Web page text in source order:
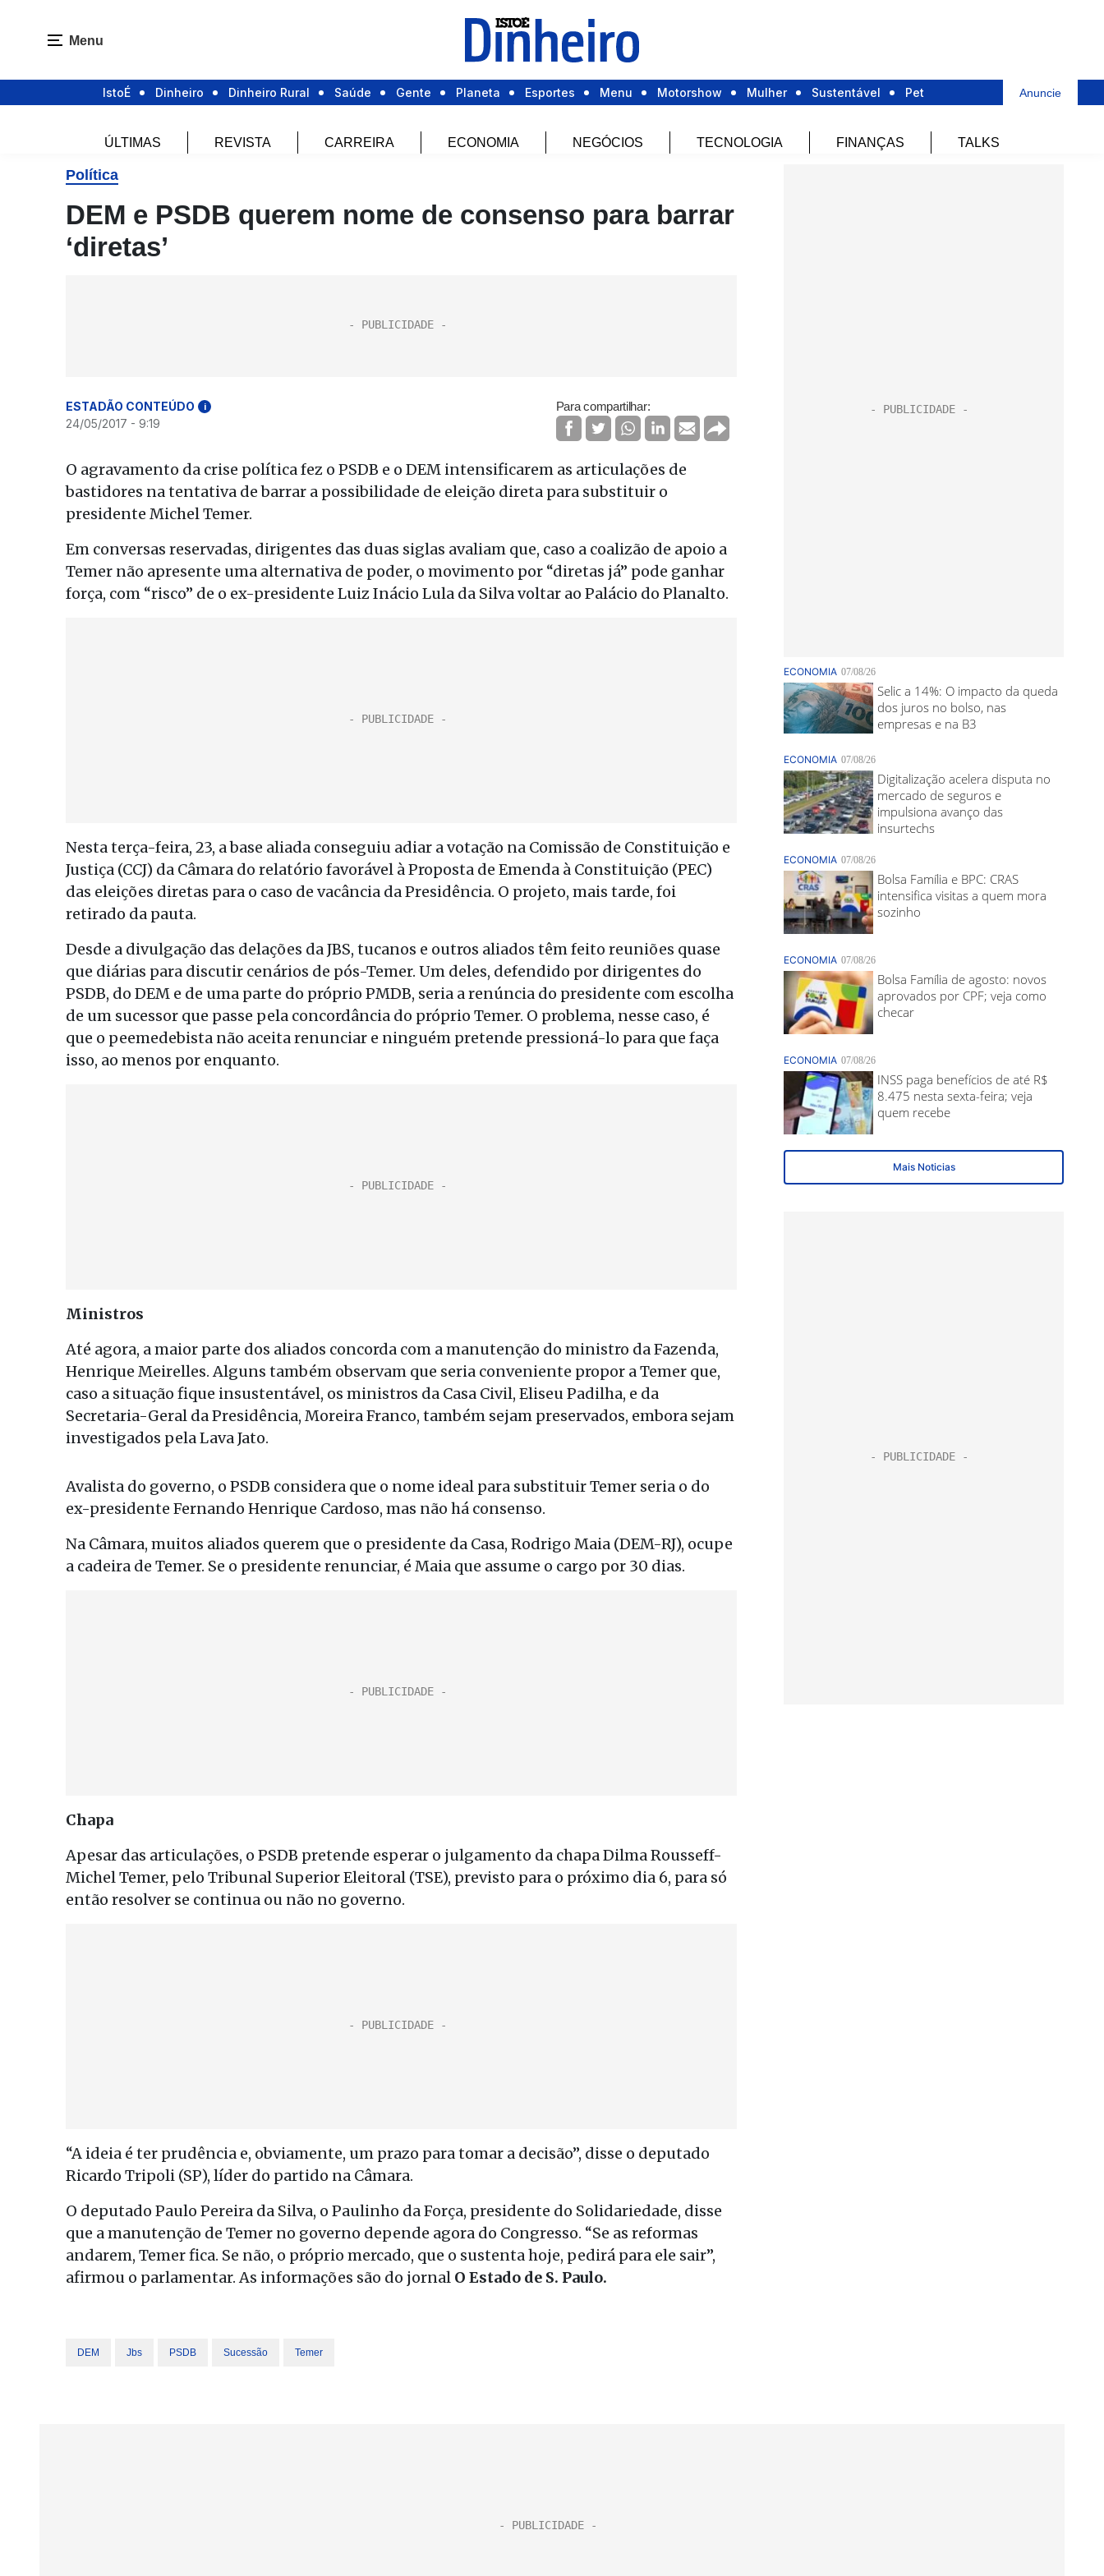
Menu
IstoÉ Dinheiro Dinheiro Rural Saúde Gente Planeta Esportes Menu Motorshow Mulher Sustentável Pet Anuncie
ÚLTIMAS REVISTA CARREIRA ECONOMIA NEGÓCIOS TECNOLOGIA FINANÇAS TALKS
Política
DEM e PSDB querem nome de consenso para barrar
‘diretas’
ESTADÃO CONTEÚDO i
24/05/2017 - 9:19
Para compartilhar:
O agravamento da crise política fez o PSDB e o DEM intensificarem as articulações de
bastidores na tentativa de barrar a possibilidade de eleição direta para substituir o
presidente Michel Temer.
Em conversas reservadas, dirigentes das duas siglas avaliam que, caso a coalizão de apoio a
Temer não apresente uma alternativa de poder, o movimento por “diretas já” pode ganhar
força, com “risco” de o ex-presidente Luiz Inácio Lula da Silva voltar ao Palácio do Planalto.
Nesta terça-feira, 23, a base aliada conseguiu adiar a votação na Comissão de Constituição e
Justiça (CCJ) da Câmara do relatório favorável à Proposta de Emenda à Constituição (PEC)
das eleições diretas para o caso de vacância da Presidência. O projeto, mais tarde, foi
retirado da pauta.
Desde a divulgação das delações da JBS, tucanos e outros aliados têm feito reuniões quase
que diárias para discutir cenários de pós-Temer. Um deles, defendido por dirigentes do
PSDB, do DEM e de uma parte do próprio PMDB, seria a renúncia do presidente com escolha
de um sucessor que passe pela concordância do próprio Temer. O problema, nesse caso, é
que o peemedebista não aceita renunciar e ninguém pretende pressioná-lo para que faça
isso, ao menos por enquanto.
Ministros
Até agora, a maior parte dos aliados concorda com a manutenção do ministro da Fazenda,
Henrique Meirelles. Alguns também observam que seria conveniente propor a Temer que,
caso a situação fique insustentável, os ministros da Casa Civil, Eliseu Padilha, e da
Secretaria-Geral da Presidência, Moreira Franco, também sejam preservados, embora sejam
investigados pela Lava Jato.
Avalista do governo, o PSDB considera que o nome ideal para substituir Temer seria o do
ex-presidente Fernando Henrique Cardoso, mas não há consenso.
Na Câmara, muitos aliados querem que o presidente da Casa, Rodrigo Maia (DEM-RJ), ocupe
a cadeira de Temer. Se o presidente renunciar, é Maia que assume o cargo por 30 dias.
Chapa
Apesar das articulações, o PSDB pretende esperar o julgamento da chapa Dilma Rousseff-
Michel Temer, pelo Tribunal Superior Eleitoral (TSE), previsto para o próximo dia 6, para só
então resolver se continua ou não no governo.
“A ideia é ter prudência e, obviamente, um prazo para tomar a decisão”, disse o deputado
Ricardo Tripoli (SP), líder do partido na Câmara.
O deputado Paulo Pereira da Silva, o Paulinho da Força, presidente do Solidariedade, disse
que a manutenção de Temer no governo depende agora do Congresso. “Se as reformas
andarem, Temer fica. Se não, o próprio mercado, que o sustenta hoje, pedirá para ele sair”,
afirmou o parlamentar. As informações são do jornal O Estado de S. Paulo.
DEM Jbs PSDB Sucessão Temer